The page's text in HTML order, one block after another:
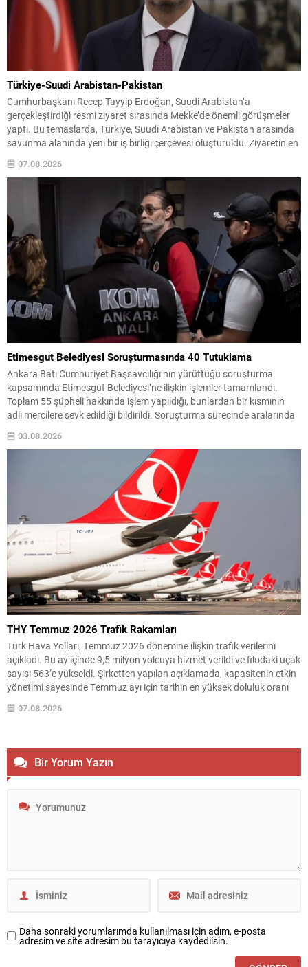
Türkiye-Suudi Arabistan-Pakistan
Cumhurbaşkanı Recep Tayyip Erdoğan, Suudi Arabistan’a
gerçekleştirdiği resmi ziyaret sırasında Mekke’de önemli görüşmeler
yaptı. Bu temaslarda, Türkiye, Suudi Arabistan ve Pakistan arasında
savunma alanında yeni bir iş birliği çerçevesi oluşturuldu. Ziyaretin en
somut çıktısı, üç ülkenin imza attığı Mekke Ortak Savunma Anlaşması
oldu. Anlaşma; ortak güvenlik yaklaşımıyla bölgesel barış, istikrar...
07.08.2026
Etimesgut Belediyesi Soruşturmasında 40 Tutuklama
Ankara Batı Cumhuriyet Başsavcılığı’nın yürüttüğü soruşturma
kapsamında Etimesgut Belediyesi’ne ilişkin işlemler tamamlandı.
Toplam 55 şüpheli hakkında işlem yapıldığı, bunlardan bir kısmının
adli mercilere sevk edildiği bildirildi. Soruşturma sürecinde aralarında
Etimesgut Belediye Başkanı Erdal Beşikçioğlu’nun da bulunduğu 43
şüpheli, tutuklama talebiyle nöbetçi sulh ceza hakimliğine sevk edildi.
03.08.2026
THY Temmuz 2026 Trafik Rakamları
Türk Hava Yolları, Temmuz 2026 dönemine ilişkin trafik verilerini
açıkladı. Bu ay içinde 9,5 milyon yolcuya hizmet verildi ve filodaki uçak
sayısı 563’e yükseldi. Şirketten yapılan açıklamada, kapasitenin etkin
yönetimi sayesinde Temmuz ayı için tarihin en yüksek doluluk oranı
oranı geçen yılın...
07.08.2026
Bir Yorum Yazın
Daha sonraki yorumlarımda kullanılması için adım, e-posta
adresim ve site adresim bu tarayıcıya kaydedilsin.